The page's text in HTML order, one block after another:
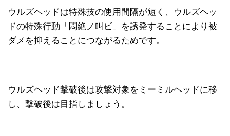
ウルズヘッドは特殊技の使用間隔が短く、ウルズヘッ
ドの特殊行動「悶絶ノ叫ビ」を誘発することにより被
ダメを抑えることにつながるためです。
ウルズヘッド撃破後は攻撃対象をミーミルヘッドに移
し、撃破後は目指しましょう。